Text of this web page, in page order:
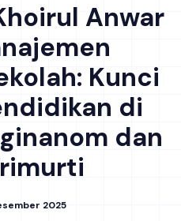
Anwar
Kunci
di
dan
2025